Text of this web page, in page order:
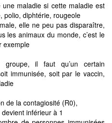
maladie si cette maladie est
polio, diphtérie, rougeole
elle ne peu pas disparaître,
les animaux du monde, c’est le
exemple
groupe, il faut qu’un certain
immunisée, soit par le vaccin,
de la contagiosité (R0),
inférieur à 1